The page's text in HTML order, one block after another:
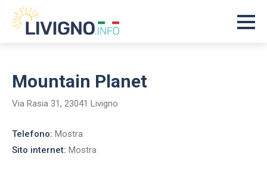
Mountain Planet
Via Rasia 31, 23041 Livigno
Telefono: Mostra
Sito internet: Mostra